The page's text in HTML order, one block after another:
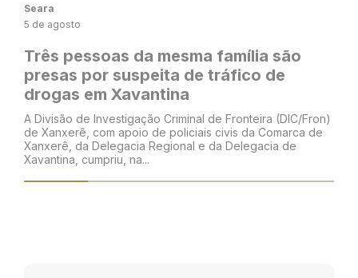
Seara
5 de agosto
Três pessoas da mesma família são
presas por suspeita de tráfico de
drogas em Xavantina
A Divisão de Investigação Criminal de Fronteira (DIC/Fron)
de Xanxerê, com apoio de policiais civis da Comarca de
Xanxerê, da Delegacia Regional e da Delegacia de
Xavantina, cumpriu, na...